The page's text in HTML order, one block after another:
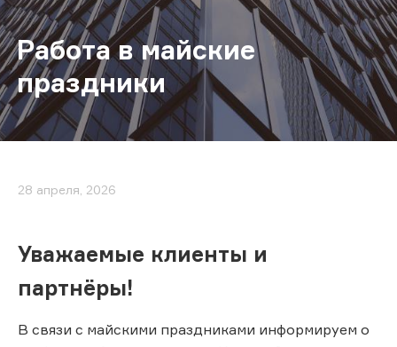
Работа в майские
праздники
28 апреля, 2026
Уважаемые клиенты и
партнёры!
В связи с майскими праздниками информируем о